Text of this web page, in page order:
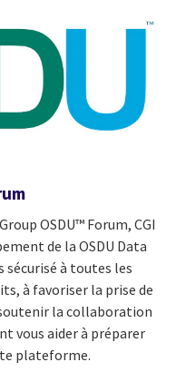
OSDU™ Forum, CGI
de la OSDU Data
sécurisé à toutes les
à favoriser la prise de
la collaboration
vous aider à préparer
plateforme.